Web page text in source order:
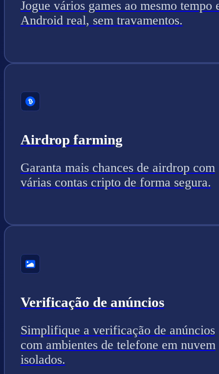
Jogue vários games ao mesmo tempo
Android real, sem travamentos.
Airdrop farming
Garanta mais chances de airdrop com
várias contas cripto de forma segura.
Verificação de anúncios
Simplifique a verificação de anúncios
com ambientes de telefone em nuvem
isolados.